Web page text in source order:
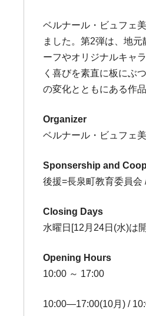
ベルナール・ビュフェ
ました。第2弾は、地
ーフやオリジナルキャ
く喜びを素直に板にぶ
の変化とともにある作
Organizer
ベルナール・ビュフェ
Sponsership and
後援=長泉町教育委員会
Closing Days
水曜日[12月24日(水)は
Opening Hours
10:00 ～ 17:00
10:00―17:00(10月) /